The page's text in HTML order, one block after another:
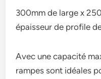
300mm de large x
épaisseur de profile
Avec une capacité
rampes sont idéales